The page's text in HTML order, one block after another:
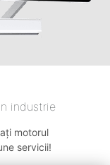
industrie
motorul
servicii!